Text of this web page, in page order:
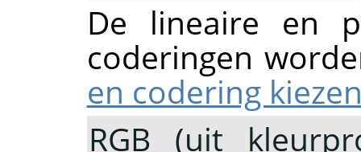
De lineaire en
coderingen
en codering
RGB (uit